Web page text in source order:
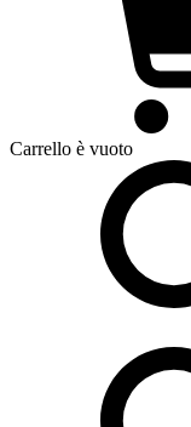
Carrello è vuoto